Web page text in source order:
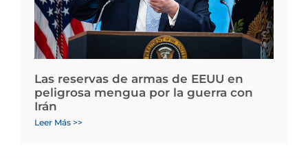
Las reservas de armas de EEUU en
peligrosa mengua por la guerra con
Irán
Leer Más >>